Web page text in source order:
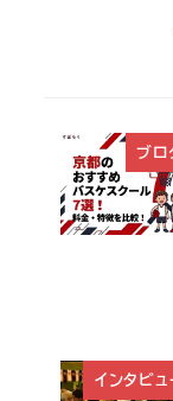
ブロ
インタビュ